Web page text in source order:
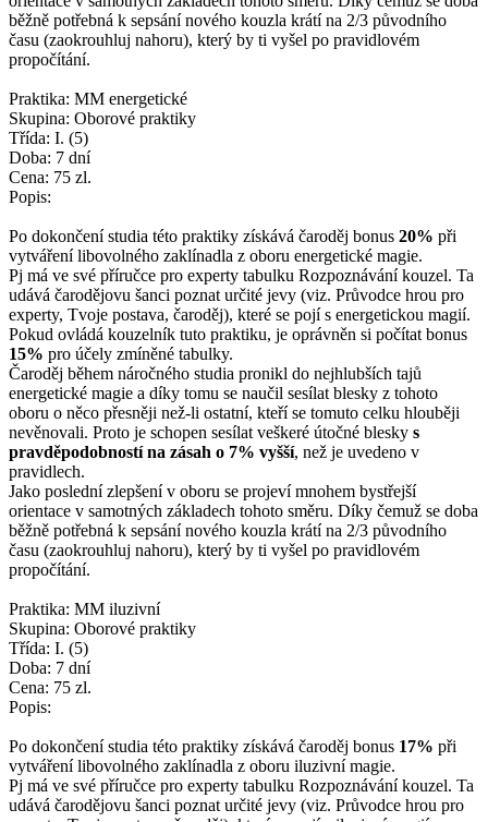
běžně potřebná k sepsání nového kouzla krátí na 2/3 původního
času (zaokrouhluj nahoru), který by ti vyšel po pravidlovém
propočítání.
Praktika: MM energetické
Skupina: Oborové praktiky
Třída: I. (5)
Doba: 7 dní
Cena: 75 zl.
Popis:
Po dokončení studia této praktiky získává čaroděj bonus 20% při
vytváření libovolného zaklínadla z oboru energetické magie.
Pj má ve své příručce pro experty tabulku Rozpoznávání kouzel. Ta
udává čarodějovu šanci poznat určité jevy (viz. Průvodce hrou pro
experty, Tvoje postava, čaroděj), které se pojí s energetickou magií.
Pokud ovládá kouzelník tuto praktiku, je oprávněn si počítat bonus
15% pro účely zmíněné tabulky.
Čaroděj během náročného studia pronikl do nejhlubších tajů
energetické magie a díky tomu se naučil sesílat blesky z tohoto
oboru o něco přesněji než-li ostatní, kteří se tomuto celku hlouběji
nevěnovali. Proto je schopen sesílat veškeré útočné blesky s
pravděpodobností na zásah o 7% vyšší, než je uvedeno v
pravidlech.
Jako poslední zlepšení v oboru se projeví mnohem bystřejší
orientace v samotných základech tohoto směru. Díky čemuž se doba
běžně potřebná k sepsání nového kouzla krátí na 2/3 původního
času (zaokrouhluj nahoru), který by ti vyšel po pravidlovém
propočítání.
Praktika: MM iluzivní
Skupina: Oborové praktiky
Třída: I. (5)
Doba: 7 dní
Cena: 75 zl.
Popis:
Po dokončení studia této praktiky získává čaroděj bonus 17% při
vytváření libovolného zaklínadla z oboru iluzivní magie.
Pj má ve své příručce pro experty tabulku Rozpoznávání kouzel. Ta
udává čarodějovu šanci poznat určité jevy (viz. Průvodce hrou pro